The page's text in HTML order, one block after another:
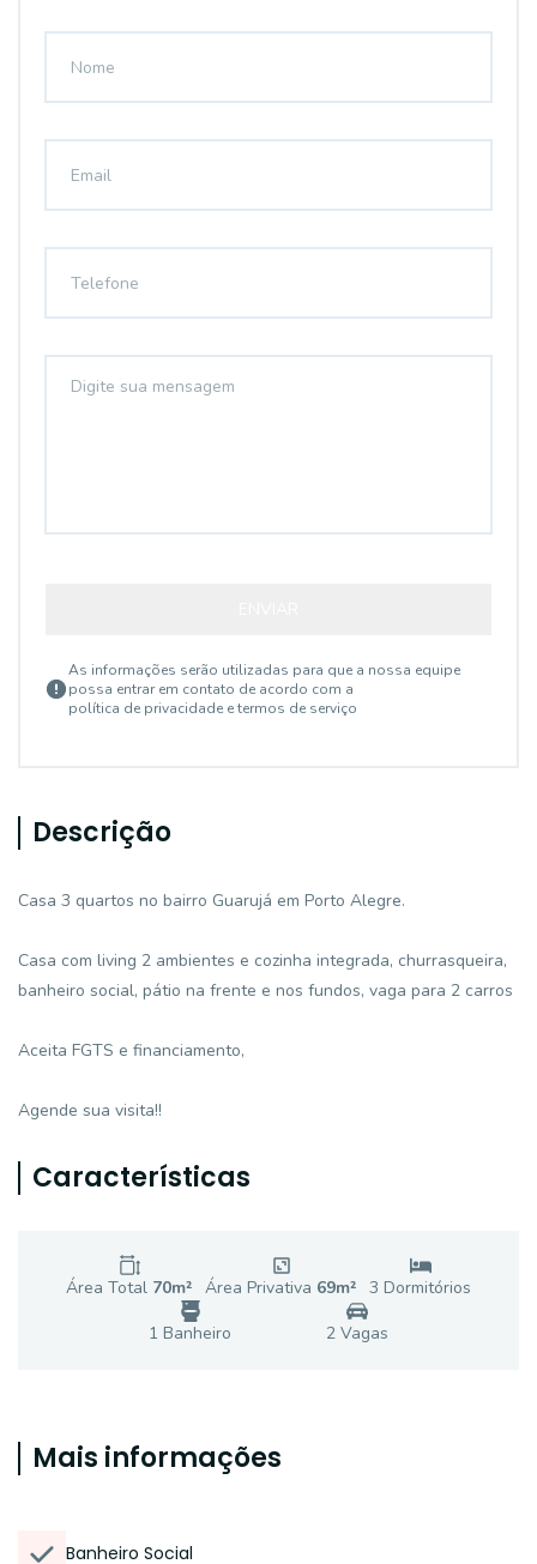
As informações serão utilizadas para que a nossa equipe
possa entrar em contato de acordo com a
política de privacidade e termos de serviço
Descrição
Casa 3 quartos no bairro Guarujá em Porto Alegre.
Casa com living 2 ambientes e cozinha integrada, churrasqueira,
banheiro social, pátio na frente e nos fundos, vaga para 2 carros
Aceita FGTS e financiamento,
Agende sua visita!!
Características
Área Total 70m² Área Privativa 69m² 3 Dormitórios
1 Banheiro 2 Vagas
Mais informações
Banheiro Social